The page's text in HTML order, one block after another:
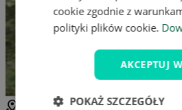
cookie zgodnie z
polityki plików cookie.
AKCEPTUJ
POKAŻ SZCZEGÓŁY